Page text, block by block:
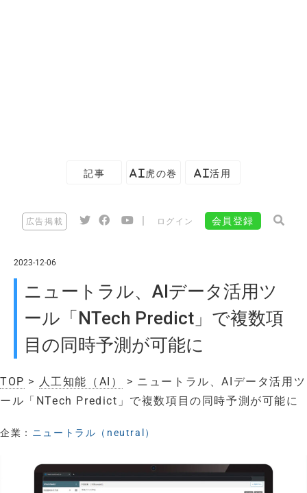
記事 AI虎の巻 AI活用
広告掲載 ログイン 会員登録
2023-12-06
ニュートラル、AIデータ活用ツ
ール「NTech Predict」で複数項
目の同時予測が可能に
TOP > 人工知能（AI）
> ニュートラル、AIデータ活用ツ
ール「NTech Predict」で複数項目の同時予測が可能に
企業： ニュートラル（neutral）